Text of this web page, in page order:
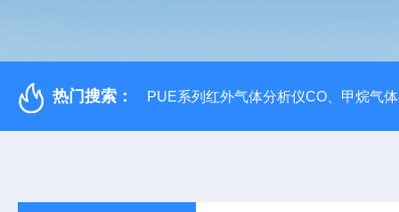
热门搜索： PUE系列红外气体分析仪CO、甲烷气